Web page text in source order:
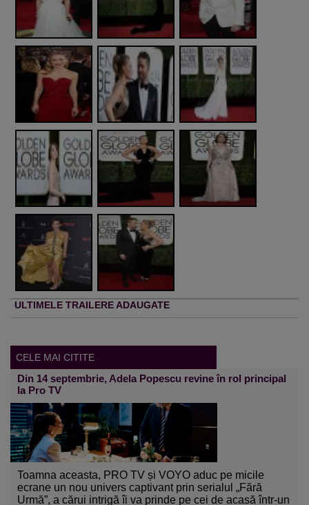
ULTIMELE TRAILERE ADAUGATE
CELE MAI CITITE
Din 14 septembrie, Adela Popescu revine în rol principal
la Pro TV
Toamna aceasta, PRO TV și VOYO aduc pe micile
ecrane un nou univers captivant prin serialul „Fără
Urmă”, a cărui intrigă îi va prinde pe cei de acasă într-un